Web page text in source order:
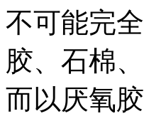
不可能完
胶、石棉
而以厌氧